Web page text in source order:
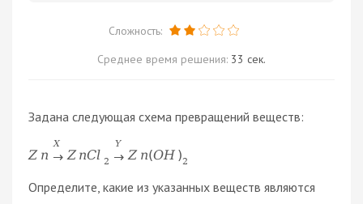
Сложность:
Среднее время решения: 33 сек.
Задана следующая схема превращений веществ:
Z n
X
→ Z nCl 2
Y
→ Z n(OH )2
Определите, какие из указанных веществ являются